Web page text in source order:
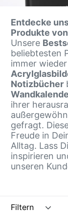
Entdecke
Produkte
Unsere
beliebtesten
immer
Notizbücher
ihrer
gefragt.
Freude in
Alltag. Lass
inspirieren
unseren
Filtern